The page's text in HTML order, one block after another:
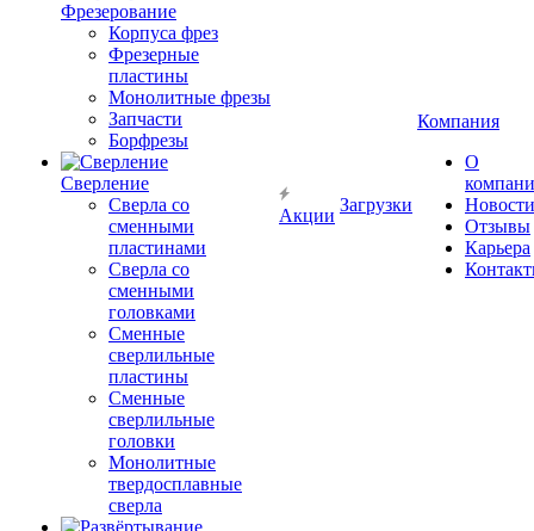
Фрезерование
Корпуса фрез
Фрезерные
пластины
Монолитные фрезы
Запчасти
Борфрезы
Сверление
Сверла со
сменными
пластинами
Сверла со
сменными
головками
Сменные
сверлильные
пластины
Сменные
сверлильные
головки
Монолитные
твердосплавные
сверла
Акции
Загрузки
Компания
О
Новости
Отзывы
Карьера